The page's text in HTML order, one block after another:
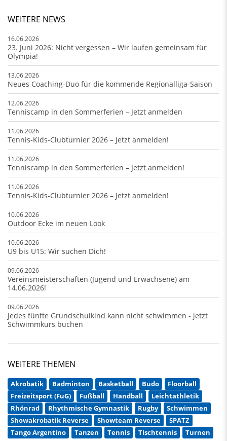
WEITERE NEWS
16.06.2026
23. Juni 2026: Nicht vergessen – Wir laufen gemeinsam für
Olympia!
13.06.2026
Neues Coaching-Duo für die kommende Regionalliga-Saison
12.06.2026
Tenniscamp in den Sommerferien – Jetzt anmelden
11.06.2026
Tennis-Kids-Clubturnier 2026 – Jetzt anmelden!
11.06.2026
Tenniscamp in den Sommerferien – Jetzt anmelden!
11.06.2026
Tennis-Kids-Clubturnier 2026 – Jetzt anmelden!
10.06.2026
Outdoor Ecke im neuen Look
10.06.2026
U9 bis U15: Wir suchen Dich!
09.06.2026
Vereinsmeisterschaften (Jugend und Erwachsene) am
14.06.2026!
09.06.2026
Jedes fünfte Grundschulkind kann nicht schwimmen - jetzt
Schwimmkurs buchen
WEITERE THEMEN
Akrobatik Badminton Basketball Budo
Floorball
Freizeitsport (FuG)
Fußball Handball
Leichtathletik
Rhönrad
Rhythmische Gymnastik Rugby
Schwimmen
Showakrobatik Reverse
Showteam Reverse
SPATZ
Tango Argentino
Tanzen Tennis Tischtennis Turnen